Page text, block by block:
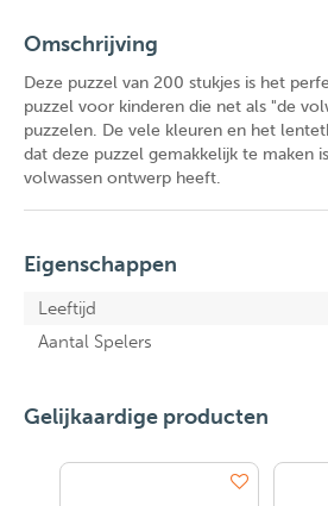
Omschrijving
Deze puzzel van 200 stukjes is het
puzzel voor kinderen die net als "de
puzzelen. De vele kleuren en het
dat deze puzzel gemakkelijk te maken
volwassen ontwerp heeft.
Eigenschappen
Leeftijd
Aantal Spelers
Gelijkaardige producten